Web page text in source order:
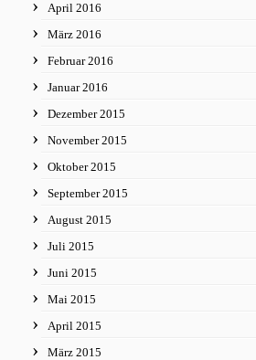
April 2016
März 2016
Februar 2016
Januar 2016
Dezember 2015
November 2015
Oktober 2015
September 2015
August 2015
Juli 2015
Juni 2015
Mai 2015
April 2015
März 2015